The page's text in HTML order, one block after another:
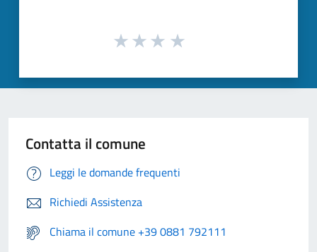
Contatta il comune
Leggi le domande frequenti
Richiedi Assistenza
Chiama il comune +39 0881 792111